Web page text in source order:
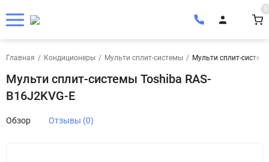
0
Главная / Кондиционеры / Мульти сплит-системы / Мульти сплит-
Мульти сплит-системы Toshiba RAS-
B16J2KVG-E
Обзор Отзывы (0)